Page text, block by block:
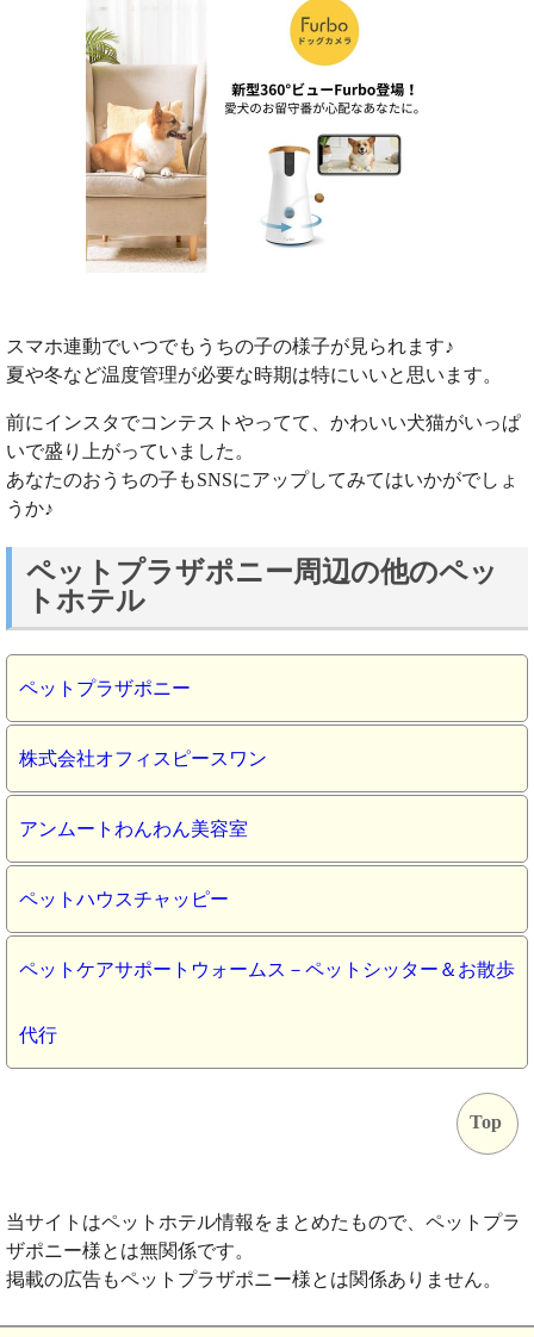
スマホ連動でいつでもうちの子の様子が見られます♪
夏や冬など温度管理が必要な時期は特にいいと思います。
前にインスタでコンテストやってて、かわいい犬猫がいっぱ
いで盛り上がっていました。
あなたのおうちの子もSNSにアップしてみてはいかがでしょ
うか♪
ペットプラザポニー周辺の他のペッ
トホテル
ペットプラザポニー
株式会社オフィスピースワン
アンムートわんわん美容室
ペットハウスチャッピー
ペットケアサポートウォームス－ペットシッター＆お散歩
代行
Top
当サイトはペットホテル情報をまとめたもので、ペットプラ
ザポニー様とは無関係です。
掲載の広告もペットプラザポニー様とは関係ありません。